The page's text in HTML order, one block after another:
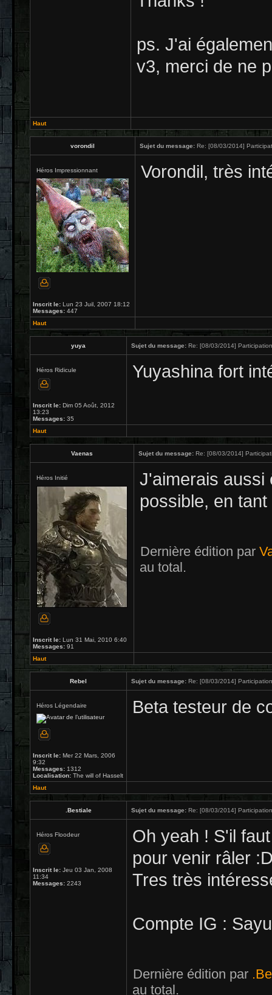
ps. J'ai
v3, merci de ne
Haut
vorondil Sujet du message: Re: [08/03/2014]
Héros Impressionnant
Inscrit le: Lun 23 Juil, 2007 18:12
Messages: 447
Vorondil, très
Haut
yuya Sujet du message: Re: [08/03/2014]
Héros Ridicule
Inscrit le: Dim 05 Août, 2012
13:23
Messages: 35
Yuyashina fort
Haut
Vaenas Sujet du message: Re: [08/03/2014]
Héros Initié
Inscrit le: Lun 31 Mai, 2010 6:40
Messages: 91
J'aimerais aussi
possible, en
Dernière édition par
au total.
Haut
Rebel Sujet du message: Re: [08/03/2014]
Héros Légendaire
Inscrit le: Mer 22 Mars, 2006
9:32
Messages: 1312
Localisation: The will of Hasselt
Beta testeur de
Haut
.Bestiale Sujet du message: Re: [08/03/2014]
Héros Floodeur
Inscrit le: Jeu 03 Jan, 2008
11:34
Messages: 2243
Oh yeah ! S'il
pour venir râler
Tres très
Compte IG :
Dernière édition par
au total.